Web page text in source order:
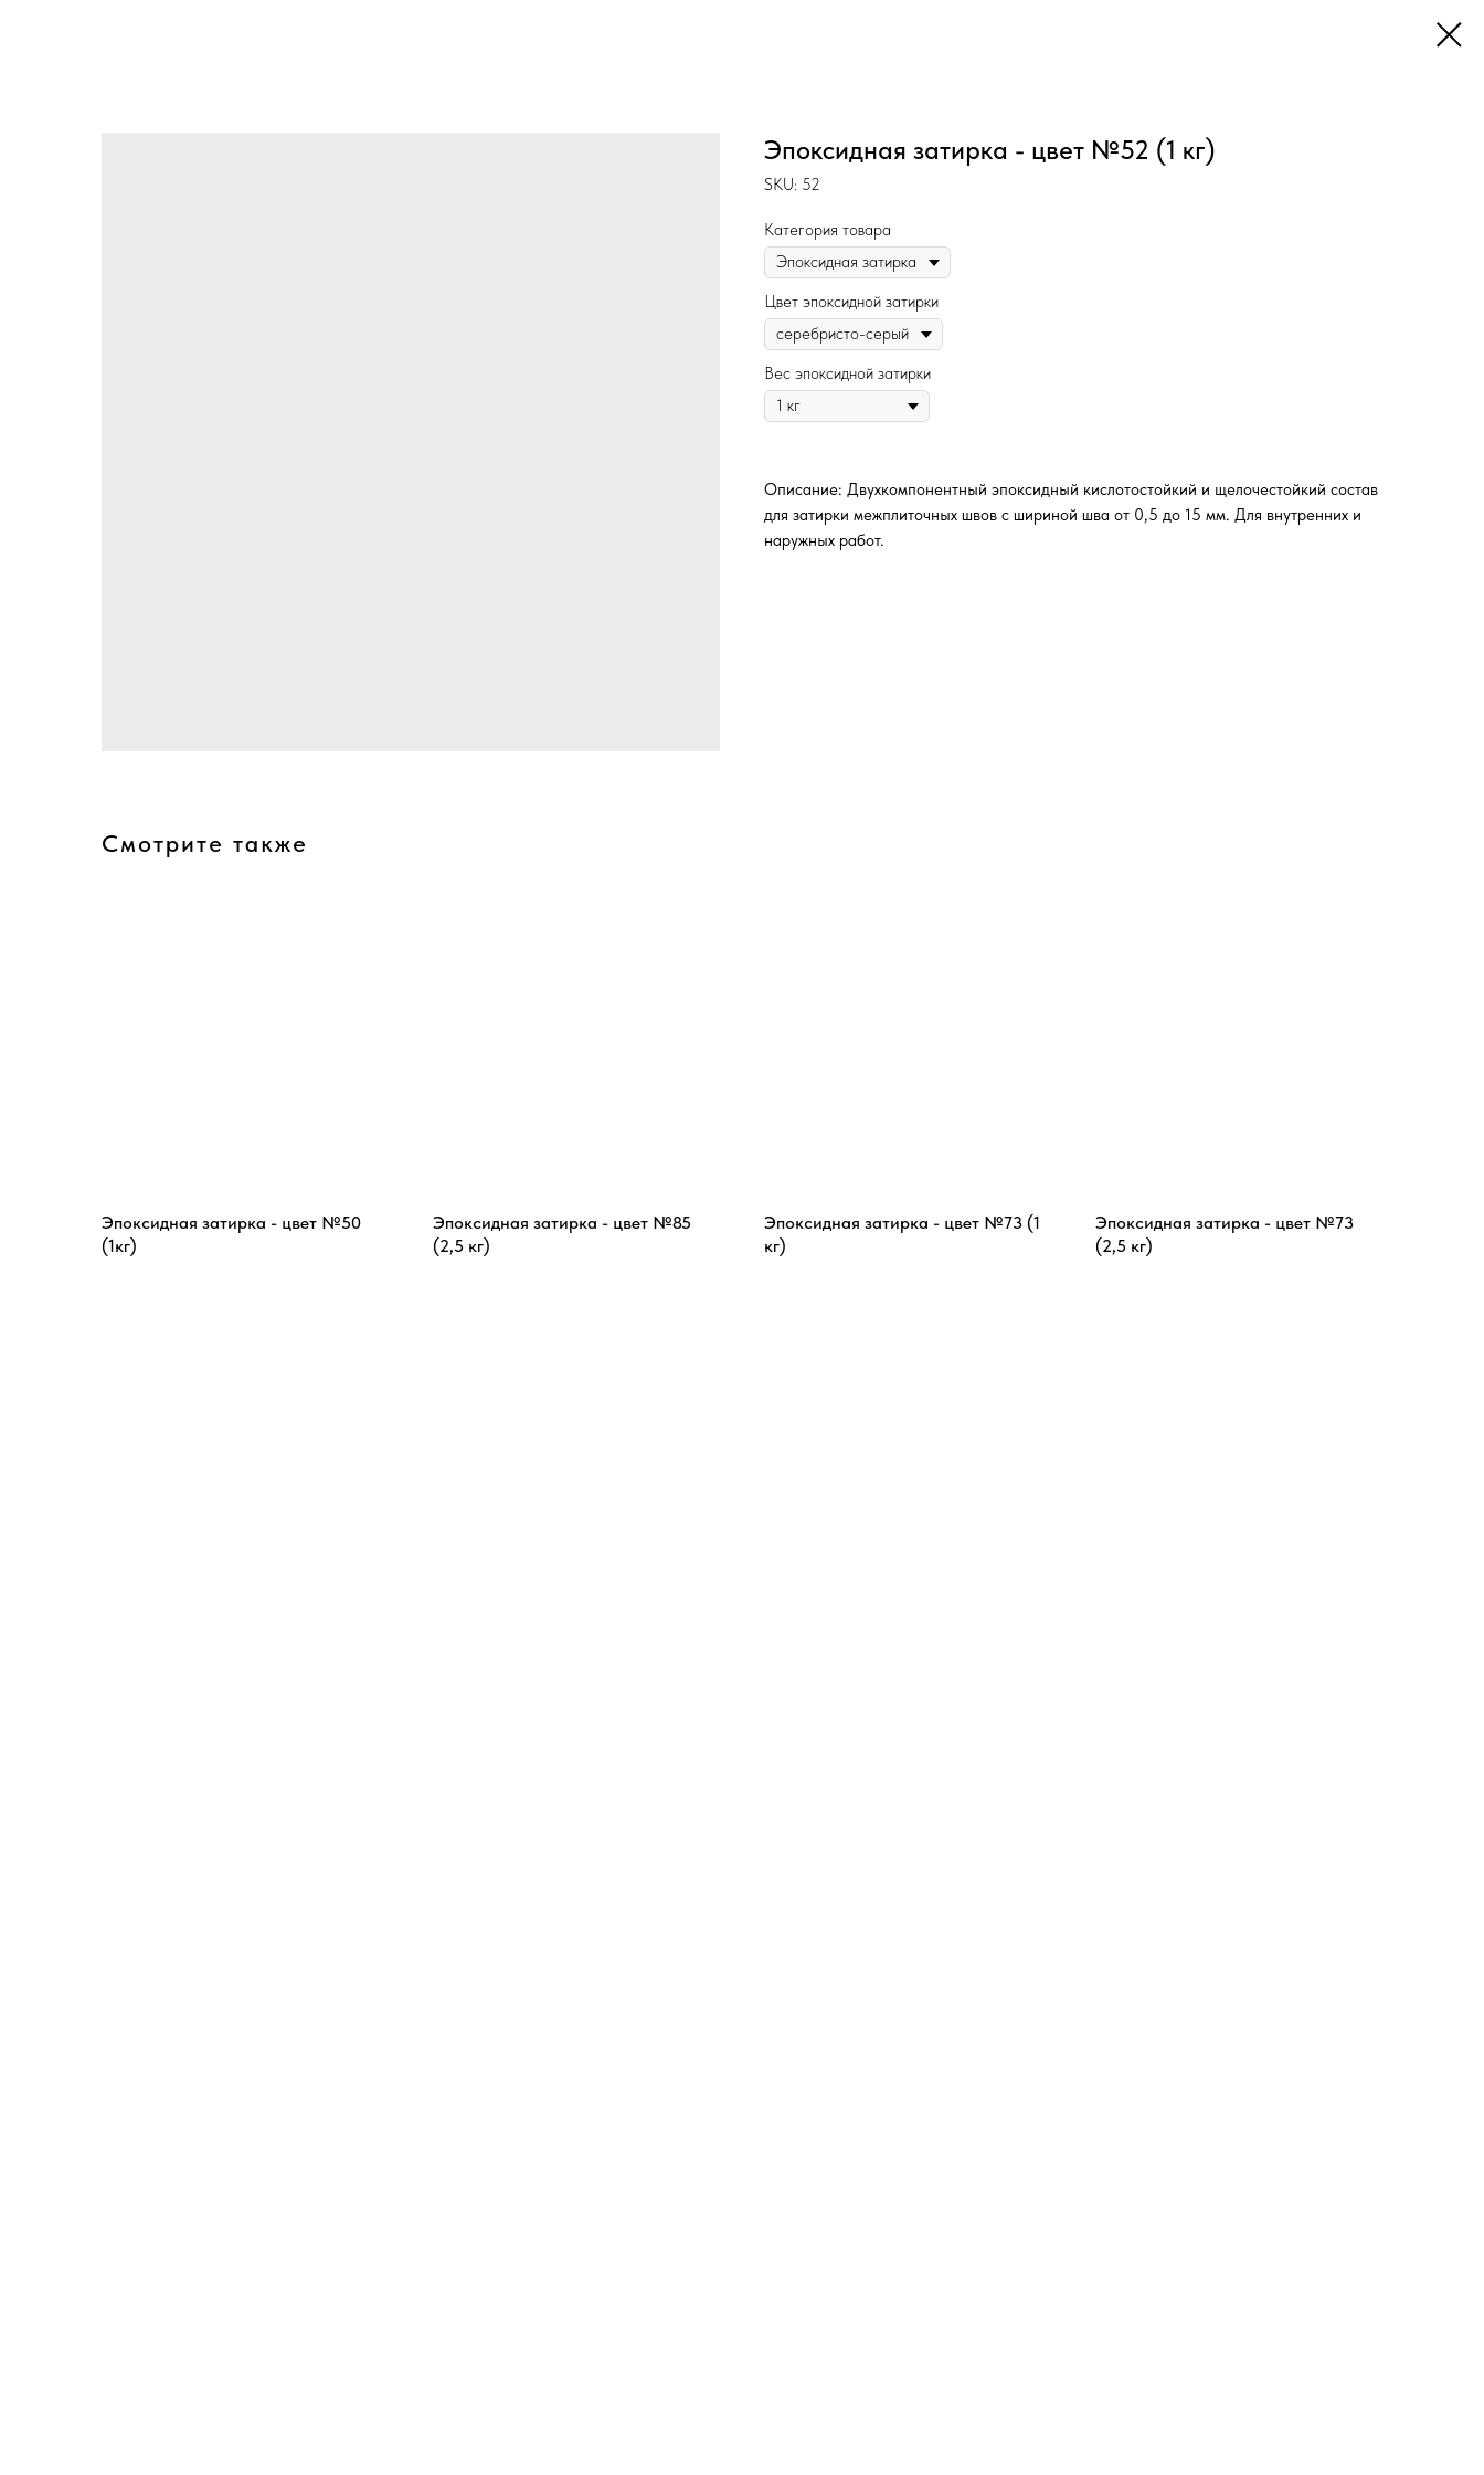
Эпоксидная затирка - цвет №52 (1 кг)
SKU: 52
Категория товара
Цвет эпоксидной затирки
Вес эпоксидной затирки
Описание: Двухкомпонентный эпоксидный кислотостойкий и щелочестойкий состав
для затирки межплиточных швов с шириной шва от 0,5 до 15 мм. Для внутренних и
наружных работ.
Смотрите также
Эпоксидная затирка - цвет №50
(1кг)
Эпоксидная затирка - цвет №85
(2,5 кг)
Эпоксидная затирка - цвет №73 (1
кг)
Эпоксидная затирка - цвет №73
(2,5 кг)